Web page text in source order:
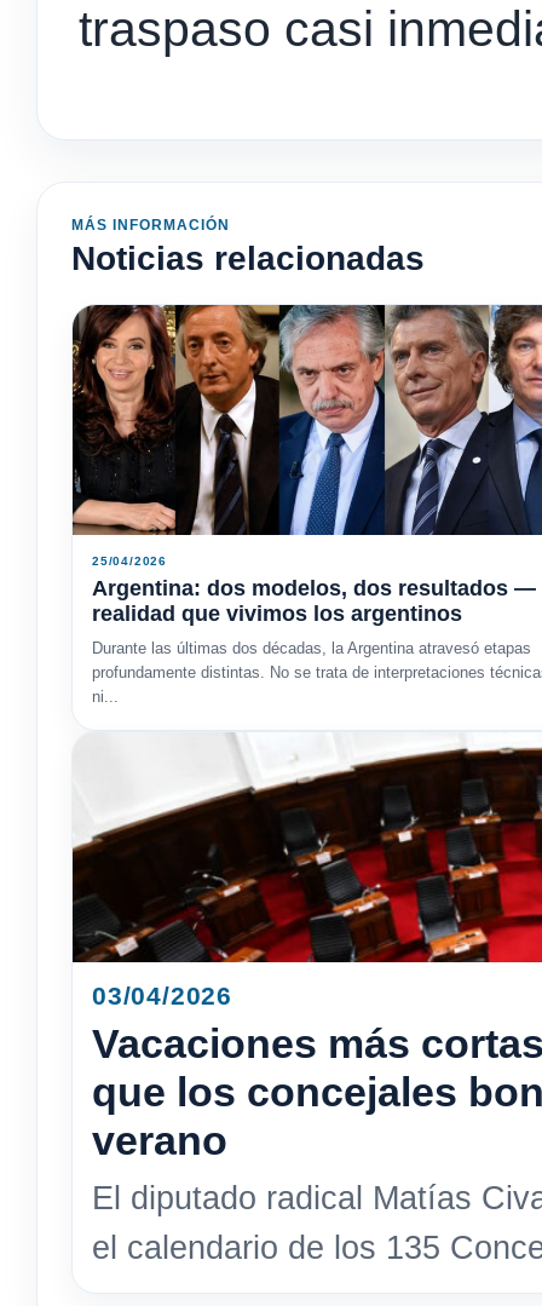
traspaso casi
MÁS INFORMACIÓN
Noticias relacionadas
25/04/2026
Argentina: dos modelos, dos resultados —
realidad que vivimos los argentinos
Durante las últimas dos décadas, la Argentina atravesó etapas
profundamente distintas. No se trata de interpretaciones
ni...
03/04/2026
Vacaciones más
que los concejales
verano
El diputado radical Matías
el calendario de los 135